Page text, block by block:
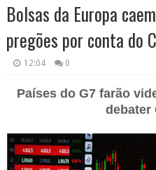
Bolsas da Europa
pregões por conta do
12:04 0
Países do G7 farão
debater